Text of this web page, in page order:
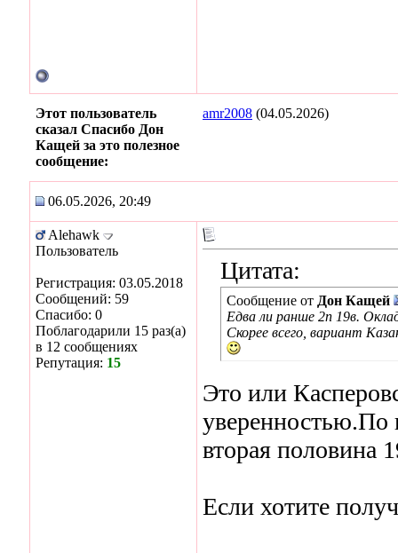
Этот пользователь
сказал Спасибо Дон
Кащей за это полезное
сообщение:
amr2008 (04.05.2026)
06.05.2026, 20:49
Alehawk
Пользователь
Регистрация: 03.05.2018
Сообщений: 59
Спасибо: 0
Поблагодарили 15 раз(а)
в 12 сообщениях
Репутация: 15
Цитата:
Сообщение от Дон Кащей
Едва ли ранше 2п 19в.
Скорее всего, вариант
Это или
уверенностью.По
вторая половина
Если хотите